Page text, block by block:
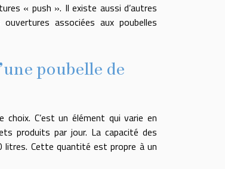
« push ». Il existe aussi d’autres
associées aux poubelles
poubelle de
choix. C’est un élément qui varie en
produits par jour. La capacité des
litres. Cette quantité est propre à un